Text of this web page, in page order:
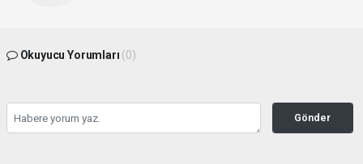
Okuyucu Yorumları (0)
Gönder